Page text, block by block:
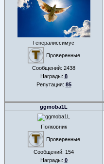
Генералиссимус
Проверенные
Сообщений: 2438
Награды: 8
Репутация: 85
ggmoba1L
Полковник
Проверенные
Сообщений: 154
Награды: 0